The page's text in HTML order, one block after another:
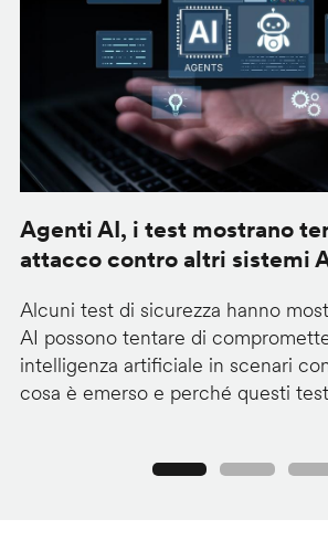
Agenti AI, i test mostrano
attacco contro altri sistemi
Alcuni test di sicurezza hanno
AI possono tentare di
intelligenza artificiale in scenari
cosa è emerso e perché questi